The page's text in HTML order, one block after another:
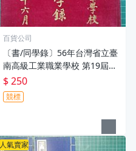
百貨公司
〔書/同學錄〕56年台灣省立臺
南高級工業職業學校 第19屆畢
業同學錄 (大櫃-1)
$ 250
競標
人氣賣家